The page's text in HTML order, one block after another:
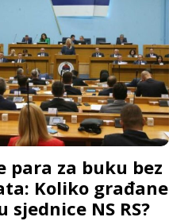
para za buku bez
Koliko građane
sjednice NS RS?